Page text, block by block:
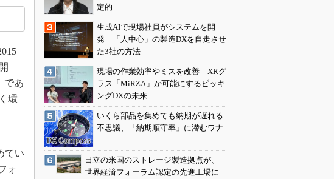
であ
環
てい
ォ
定的
生成AIで現場社員がシステムを開
発 「人中心」の製造DXを自走させ
た3社の方法
現場の作業効率やミスを改善 XRグ
ラス「MiRZA」が可能にするピッキ
ングDXの未来
いくら部品を集めても納期が遅れる
不思議、「納期順守率」に潜むワナ
日立の米国のストレージ製造拠点が、
世界経済フォーラム認定の先進工場に